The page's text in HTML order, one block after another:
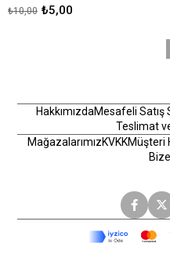
₺5,00
₺10,00
HakkımızdaMesafeli Satış
Teslimat
MağazalarımızKVKKMüşteri